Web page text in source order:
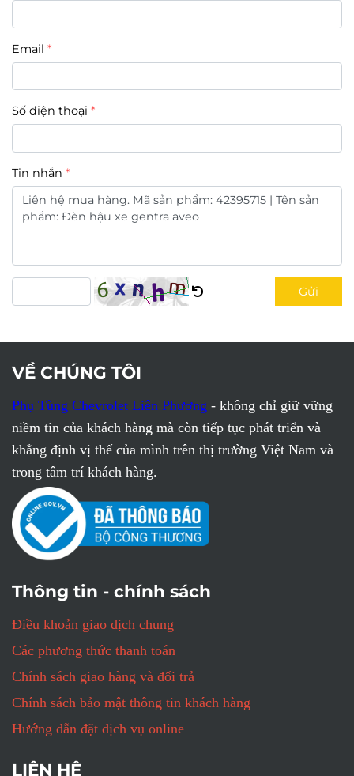
Email
Số điện thoại
Tin nhắn
Gửi
VỀ CHÚNG TÔI
Phụ Tùng Chevrolet Liên Phương - không chỉ giữ vững
niềm tin của khách hàng mà còn tiếp tục phát triển và
khẳng định vị thế của mình trên thị trường Việt Nam và
trong tâm trí khách hàng.
Thông tin - chính sách
Điều khoản giao dịch chung
Các phương thức thanh toán
Chính sách giao hàng và đổi trả
Chính sách bảo mật thông tin khách hàng
Hướng dẫn đặt dịch vụ online
LIÊN HỆ